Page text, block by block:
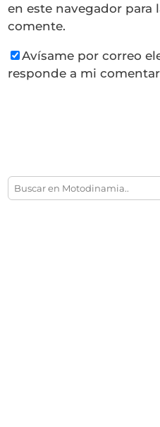
en este navegador para
comente.
Avísame por correo
responde a mi